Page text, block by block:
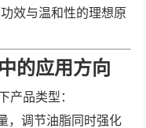
效与温和性的理想原
的应用方向
产品类型：
，调节油脂同时强化